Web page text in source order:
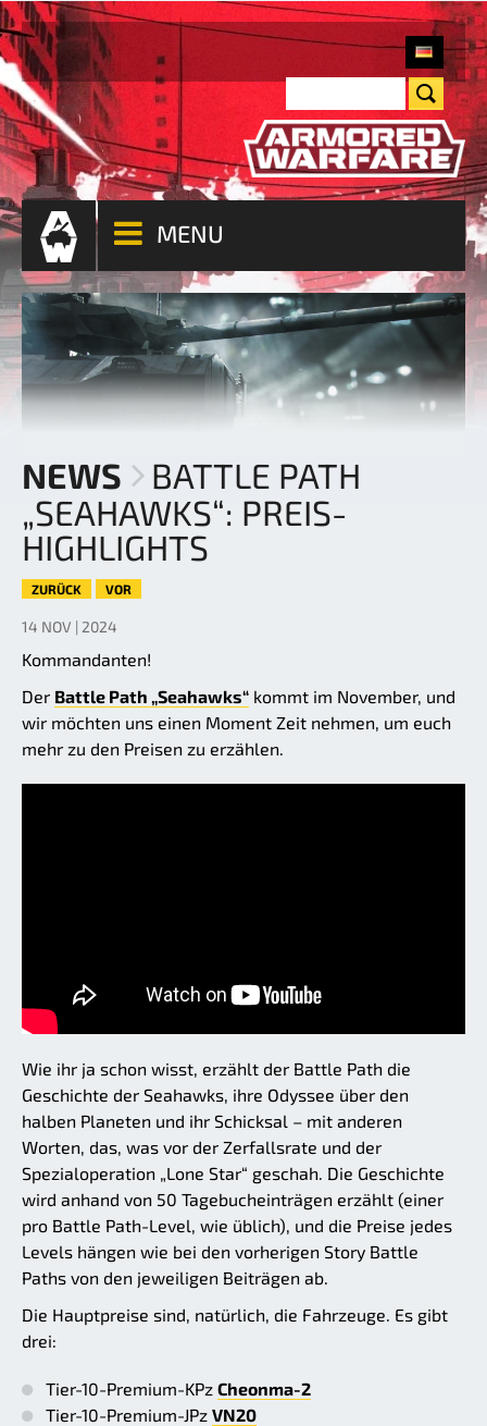
MENU
NEWS
BATTLE PATH
„SEAHAWKS“: PREIS-
HIGHLIGHTS
ZURÜCK VOR
14 NOV | 2024
Kommandanten!
Der Battle Path „Seahawks“ kommt im November, und
wir möchten uns einen Moment Zeit nehmen, um euch
mehr zu den Preisen zu erzählen.
Wie ihr ja schon wisst, erzählt der Battle Path die
Geschichte der Seahawks, ihre Odyssee über den
halben Planeten und ihr Schicksal – mit anderen
Worten, das, was vor der Zerfallsrate und der
Spezialoperation „Lone Star“ geschah. Die Geschichte
wird anhand von 50 Tagebucheinträgen erzählt (einer
pro Battle Path-Level, wie üblich), und die Preise jedes
Levels hängen wie bei den vorherigen Story Battle
Paths von den jeweiligen Beiträgen ab.
Die Hauptpreise sind, natürlich, die Fahrzeuge. Es gibt
drei:
Tier-10-Premium-KPz Cheonma-2
Tier-10-Premium-JPz VN20